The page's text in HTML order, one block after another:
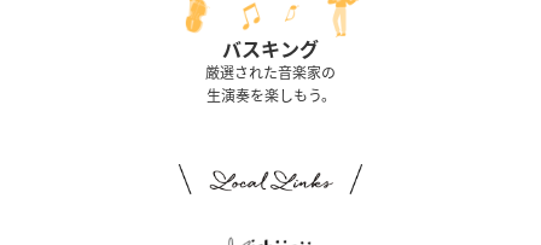
バスキング
厳選された音楽家の
生演奏を楽しもう。